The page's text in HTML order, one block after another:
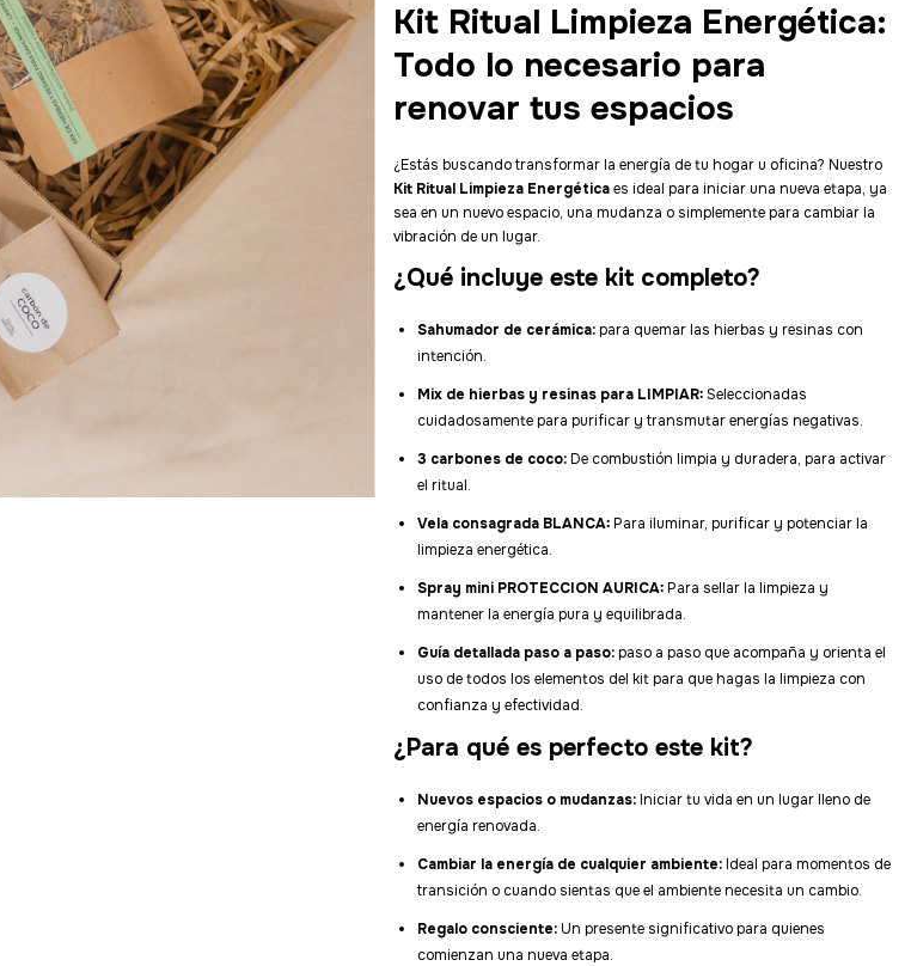
Kit Ritual Limpieza Energética:
Todo lo necesario para
renovar tus espacios
¿Estás buscando transformar la energía de tu hogar u oficina? Nuestro
Kit Ritual Limpieza Energéticaes ideal para iniciar una nueva etapa, ya
sea en un nuevo espacio, una mudanza o simplemente para cambiar la
vibración de un lugar.
¿Qué incluye este kit completo?
Sahumador de cerámica:para quemar las hierbas y resinas con
intención.
Mix de hierbas y resinas para LIMPIAR:Seleccionadas
cuidadosamente para purificar y transmutar energías negativas.
3 carbones de coco:De combustión limpia y duradera, para activar
el ritual.
Vela consagrada BLANCA:Para iluminar, purificar y potenciar la
limpieza energética.
Spray mini PROTECCION AURICA:Para sellar la limpieza y
mantener la energía pura y equilibrada.
Guía detallada paso a paso:paso a paso que acompaña y orienta el
uso de todos los elementos del kit para que hagas la limpieza con
confianza y efectividad.
¿Para qué es perfecto este kit?
Nuevos espacios o mudanzas:Iniciar tu vida en un lugar lleno de
energía renovada.
Cambiar la energía de cualquier ambiente:Ideal para momentos de
transición o cuando sientas que el ambiente necesita un cambio.
Regalo consciente:Un presente significativo para quienes
comienzan una nueva etapa.